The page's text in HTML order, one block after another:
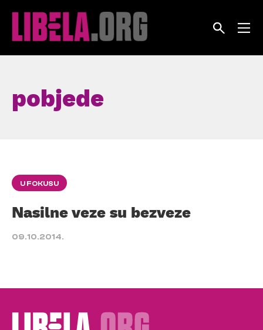
pobjede
U FOKUSU
Nasilne veze su bezveze
09.10.2014.